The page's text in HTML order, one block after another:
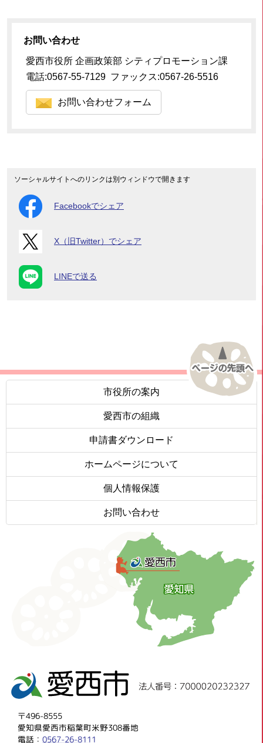
お問い合わせ
愛西市役所 企画政策部 シティプロモーション課
電話:0567-55-7129 ファックス:0567-26-5516
お問い合わせフォーム
ソーシャルサイトへのリンクは別ウィンドウで開きます
Facebookでシェア
X（旧Twitter）でシェア
LINEで送る
市役所の案内
愛西市の組織
申請書ダウンロード
ホームページについて
個人情報保護
お問い合わせ
〒496-8555
愛知県愛西市稲葉町米野308番地
電話：0567-26-8111